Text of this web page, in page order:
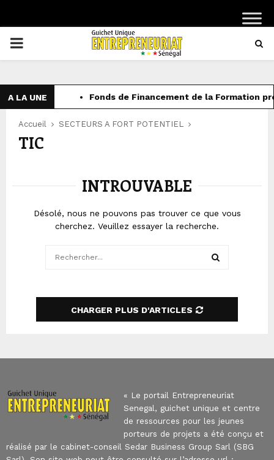
PRIMARY
A LA UNE Fonds de Financement de la Formation
Accueil SECTEURS A FORT POTENTIEL
TIC
INTROUVABLE
Désolé, nous ne pouvons pas trouver ce que vous
cherchez. Veuillez essayer la recherche.
CHARGER PLUS D'ARTICLES
« Le portail Entrepreneuriat
Senegal, guichet unique et centre
de ressources pour les jeunes
porteurs de projets a été conçu et
réalisé par le cabinet-conseil Sedar Business Group Sarl (SBG